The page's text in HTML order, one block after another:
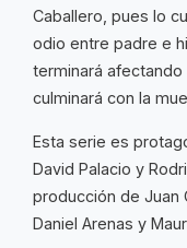
Caballero, pues lo
odio entre padre e
terminará
culminará con la
Esta serie es
David Palacio y
producción de Juan
Daniel Arenas y